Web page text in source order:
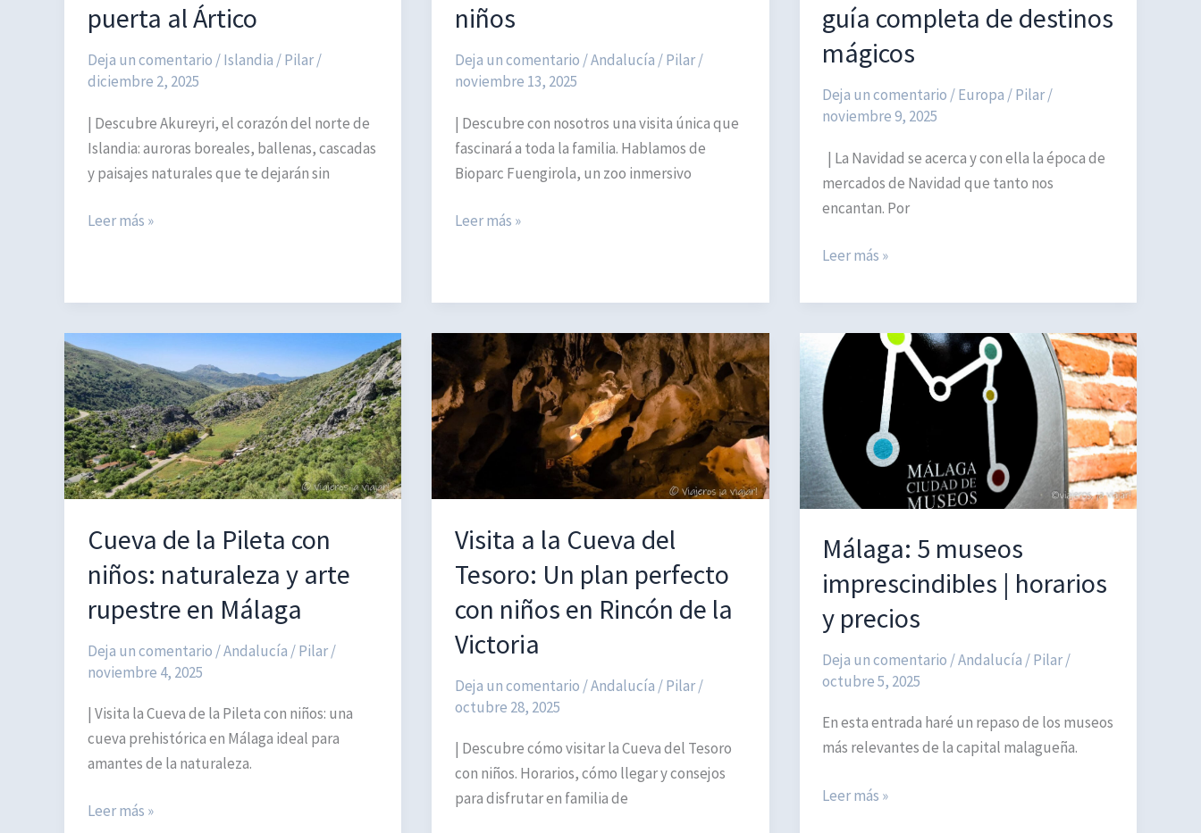
puerta al Ártico
Deja un comentario /Islandia /Pilar/
diciembre 2, 2025
| Descubre Akureyri, el corazón del norte de
Islandia: auroras boreales, ballenas, cascadas
y paisajes naturales que te dejarán sin
Akureyri,
de
Islandia:
qué
ver
en
la
puerta
Ártico
Leer más »
niños
Deja un comentario /Andalucía /Pilar/
noviembre 13, 2025
| Descubre con nosotros una visita única que
fascinará a toda la familia. Hablamos de
Bioparc Fuengirola, un zoo inmersivo
Bioparc
visitar
con
niños
Leer más »
guía completa de destinos
mágicos
Deja un comentario /Europa /Pilar/
noviembre 9, 2025
| La Navidad se acerca y con ella la época de
mercados de Navidad que tanto nos
encantan. Por
Los
mercados
de
Navidad
de
Europa
2025:
guía
completa
de
mágicos
Leer más »
Cueva de la Pileta con
niños: naturaleza y arte
rupestre en Málaga
Deja un comentario /Andalucía /Pilar/
noviembre 4, 2025
| Visita la Cueva de la Pileta con niños: una
cueva prehistórica en Málaga ideal para
amantes de la naturaleza.
Cueva
Leer más »
Visita a la Cueva del
Tesoro: Un plan perfecto
con niños en Rincón de la
Victoria
Deja un comentario /Andalucía /Pilar/
octubre 28, 2025
| Descubre cómo visitar la Cueva del Tesoro
con niños. Horarios, cómo llegar y consejos
para disfrutar en familia de
Málaga: 5 museos
imprescindibles | horarios
y precios
Deja un comentario /Andalucía /Pilar/
octubre 5, 2025
En esta entrada haré un repaso de los museos
más relevantes de la capital malagueña.
Málaga:
Leer más »